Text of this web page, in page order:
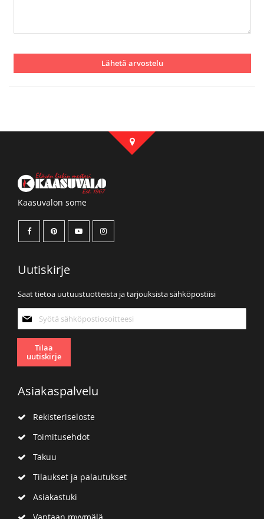
Lähetä arvostelu
Kaasuvalon some
Uutiskirje
Saat tietoa uutuustuotteista ja tarjouksista sähköpostiisi
uutiskirjeemme:
Tilaa
uutiskirje
Asiakaspalvelu
Rekisteriseloste
Toimitusehdot
Takuu
Tilaukset ja palautukset
Asiakastuki